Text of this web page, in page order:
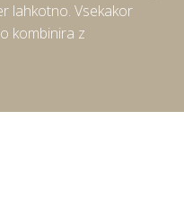
lahkotno. Vsekakor
kombinira z